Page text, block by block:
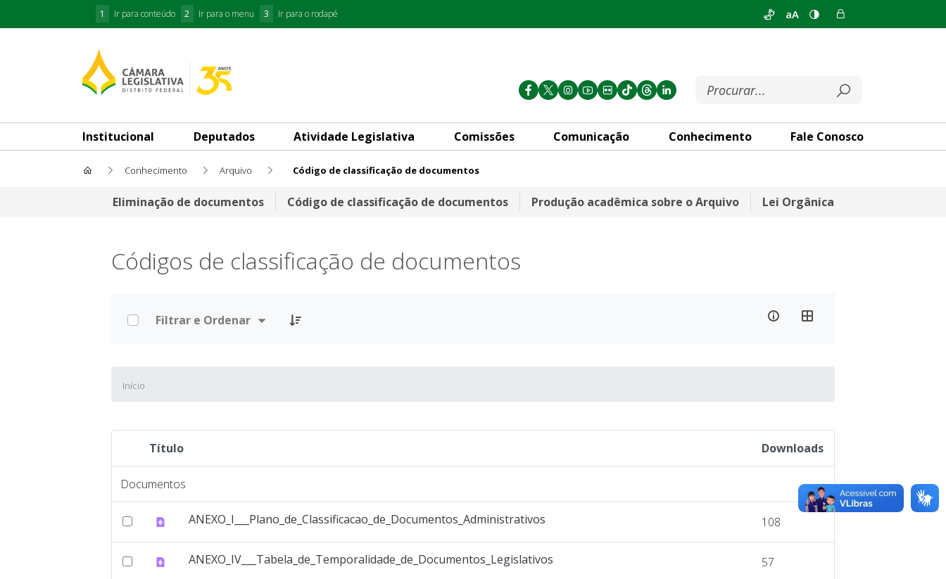
1 Ir para conteúdo 2 Ir para o menu 3 Ir para o rodapé aA
Institucional Deputados Atividade Legislativa Comissões Comunicação Conhecimento Fale Conosco
Conhecimento Arquivo Código de classificação de documentos
Código de classificação de documentos
Eliminação de documentos Código de classificação de documentos Produção acadêmica sobre o Arquivo Lei Orgânica
Códigos de classificação de documentos
Filtrar e Ordenar
Início
Item selecionado
Título Downloads
Documentos
ANEXO_I___Plano_de_Classificacao_de_Documentos_Administrativos 108
ANEXO_IV___Tabela_de_Temporalidade_de_Documentos_Legislativos 57